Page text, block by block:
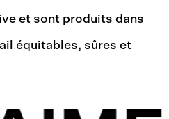
et sont produits dans
équitables, sûres et